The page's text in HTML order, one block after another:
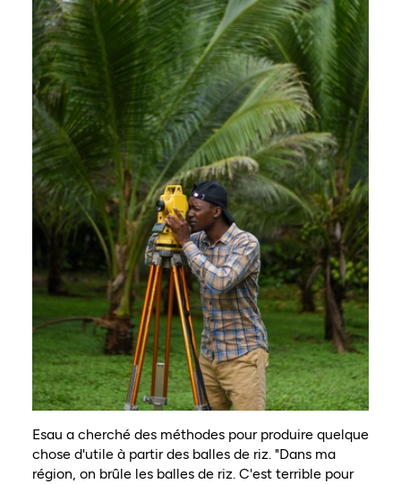
Esau a cherché des méthodes pour produire quelque
chose d'utile à partir des balles de riz. "Dans ma
région, on brûle les balles de riz. C'est terrible pour